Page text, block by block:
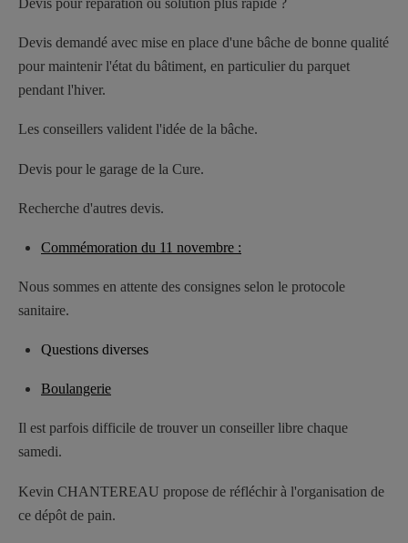
Devis pour réparation ou solution plus rapide ?
Devis demandé avec mise en place d'une bâche de bonne qualité
pour maintenir l'état du bâtiment, en particulier du parquet
pendant l'hiver.
Les conseillers valident l'idée de la bâche.
Devis pour le garage de la Cure.
Recherche d'autres devis.
Commémoration du 11 novembre :
Nous sommes en attente des consignes selon le protocole
sanitaire.
Questions diverses
Boulangerie
Il est parfois difficile de trouver un conseiller libre chaque
samedi.
Kevin CHANTEREAU propose de réfléchir à l'organisation de
ce dépôt de pain.